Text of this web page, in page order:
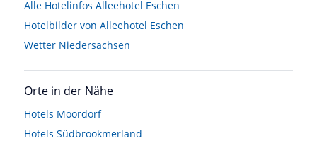
Alle Hotelinfos Alleehotel Eschen
Hotelbilder von Alleehotel Eschen
Wetter Niedersachsen
Orte in der Nähe
Hotels Moordorf
Hotels Südbrookmerland